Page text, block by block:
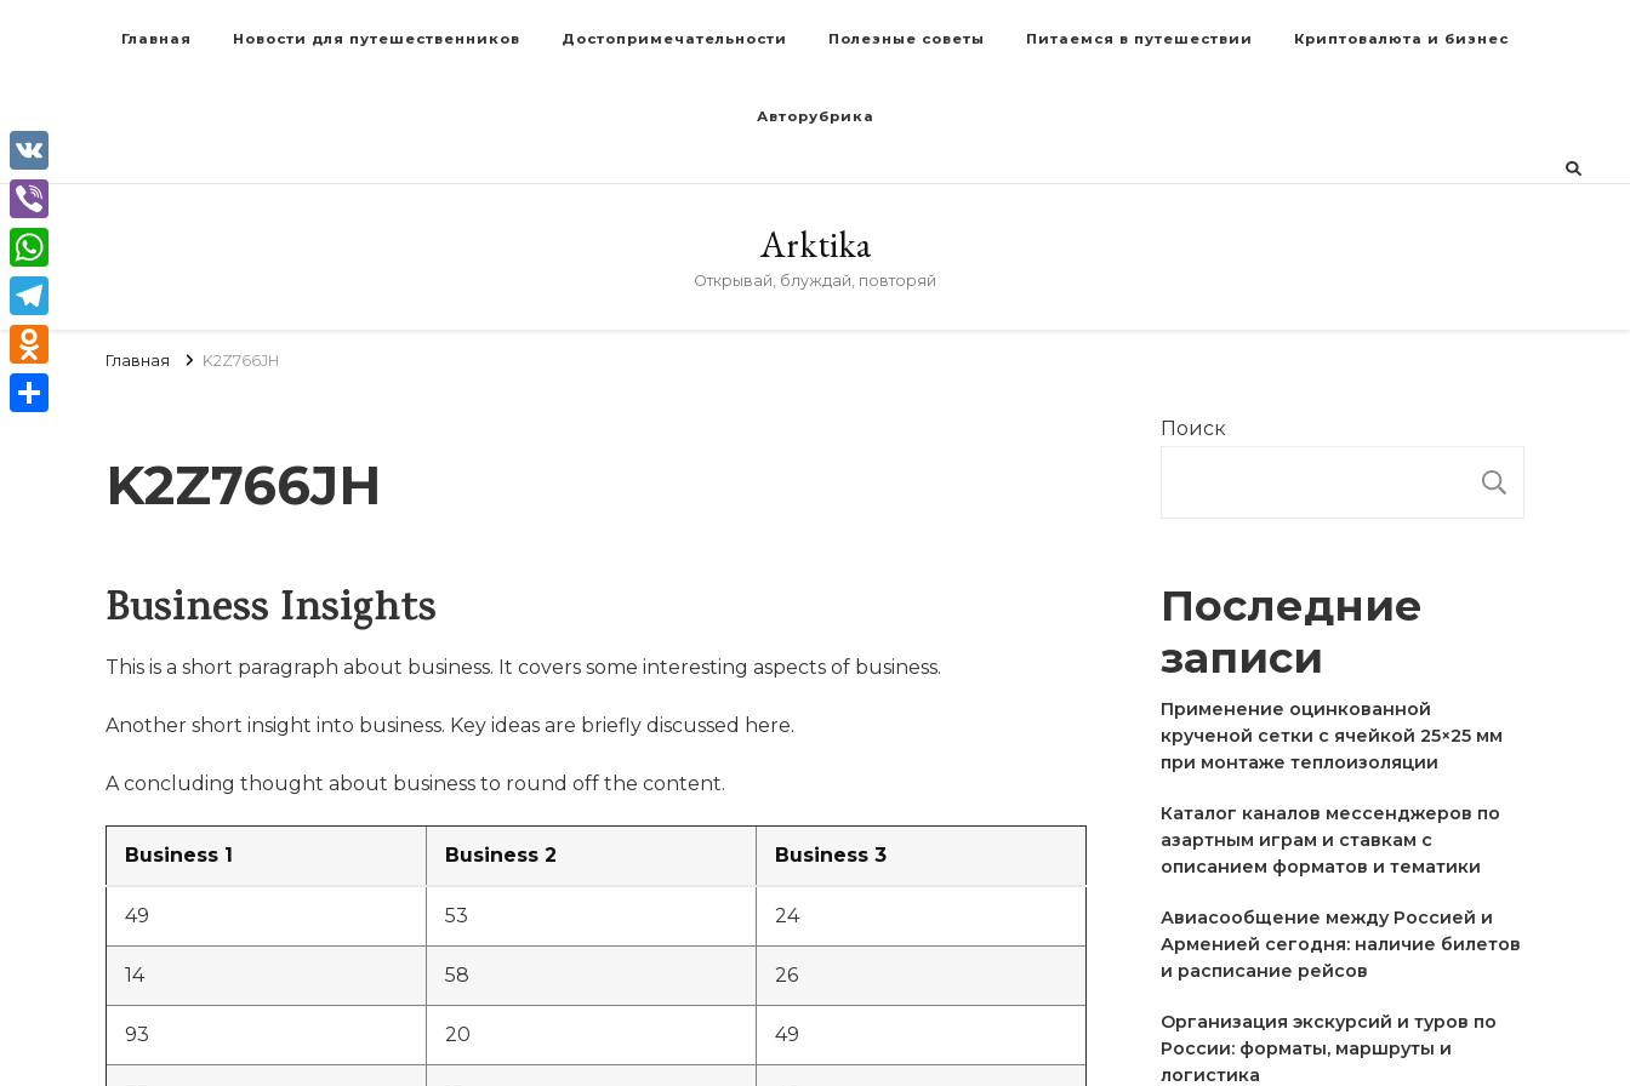
Главная Новости для путешественников Достопримечательности Полезные советы Питаемся в путешествии Криптовалюта и бизнес
Авторубрика
Arktika
Открывай, блуждай, повторяй
Главная K2Z766JH
K2Z766JH
Business Insights
This is a short paragraph about business. It covers some interesting aspects of business.
Another short insight into business. Key ideas are briefly discussed here.
A concluding thought about business to round off the content.
Business 1 Business 2 Business 3
49 53 24
14 58 26
93 20 49
Поиск
Последние
записи
Применение оцинкованной
крученой сетки с ячейкой 25×25 мм
при монтаже теплоизоляции
Каталог каналов мессенджеров по
азартным играм и ставкам с
описанием форматов и тематики
Авиасообщение между Россией и
Арменией сегодня: наличие билетов
и расписание рейсов
Организация экскурсий и туров по
России: форматы, маршруты и
логистика
VK
Viber
WhatsApp
Telegram
Odnoklassniki